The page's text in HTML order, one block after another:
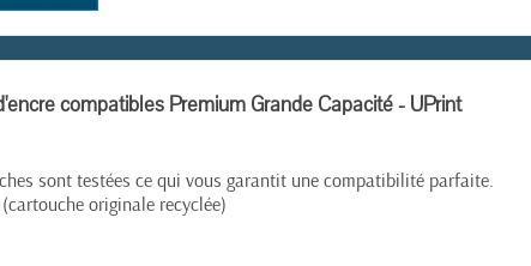
(8 avis)
compatibles Premium Grande Capacité - UPrint
sont testées ce qui vous garantit une compatibilité parfaite.
originale recyclée)